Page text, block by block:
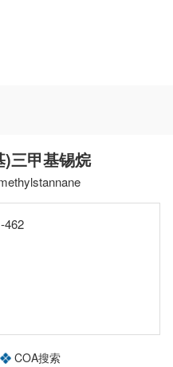
三甲基锡烷
462
COA搜索